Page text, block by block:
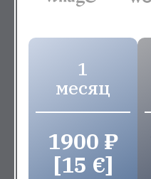
1
месяц
1900 ₽
[15 €]